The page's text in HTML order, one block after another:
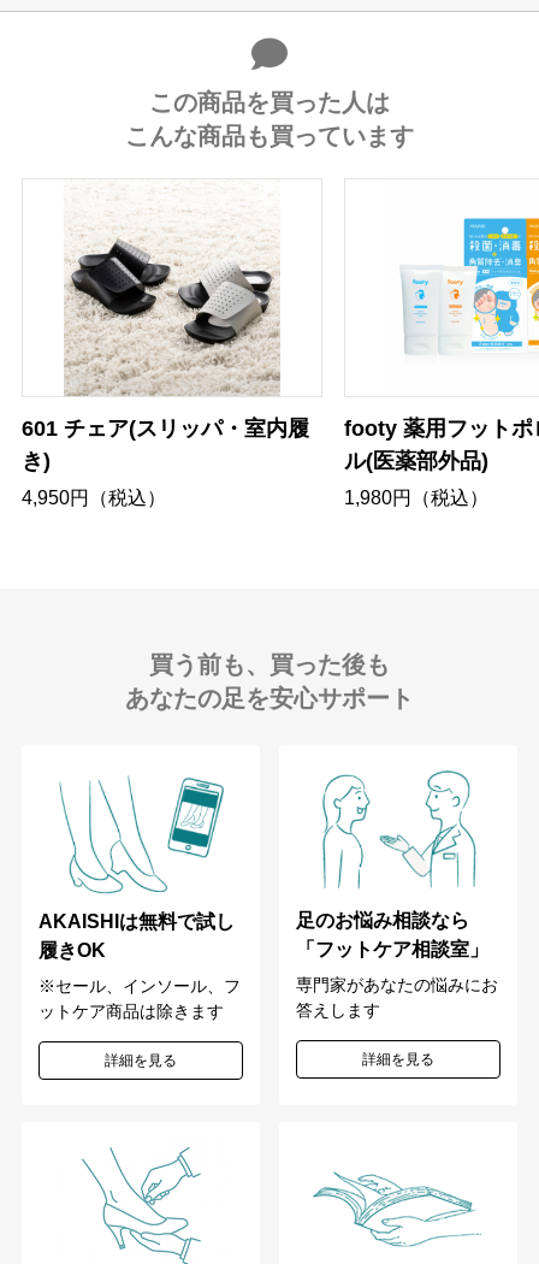
この商品を買った人は
こんな商品も買っています
601 チェア(スリッパ・室内履
き)
4,950円（税込）
footy 薬用フットポ
ル(医薬部外品)
1,980円（税込）
買う前も、買った後も
あなたの足を安心サポート
AKAISHIは無料で試し
履きOK
※セール、インソール、フ
ットケア商品は除きます
詳細を見る
足のお悩み相談なら
「フットケア相談室」
専門家があなたの悩みにお
答えします
詳細を見る